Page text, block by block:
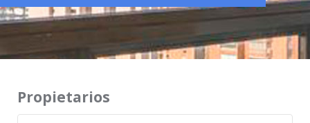
Propietarios